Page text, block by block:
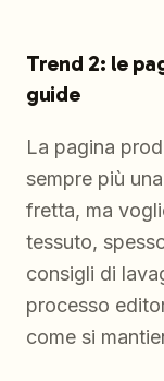
Trend 2: le
guide
La pagina
sempre più
fretta, ma
tessuto,
consigli di
processo
come si